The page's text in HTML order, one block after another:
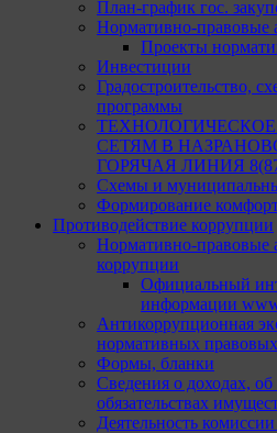
План-график гос.
Нормативно-правовые
Проекты
Инвестиции
Градостроительство,
программы
СЕТЯМ В
ГОРЯЧАЯ ЛИНИЯ
Схемы и
Формирование
Противодействие коррупции
Нормативно-правовые
коррупции
Официальный
информации
Антикоррупционная
нормативных
Формы, бланки
Сведения о доходах,
обязательствах
Деятельность